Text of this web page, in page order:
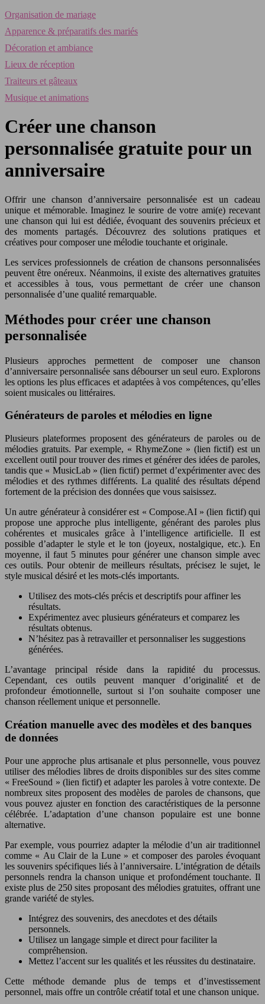
Organisation de mariage
Apparence & préparatifs des mariés
Décoration et ambiance
Lieux de réception
Traiteurs et gâteaux
Musique et animations
Créer une chanson
personnalisée gratuite pour un
anniversaire
Offrir une chanson d’anniversaire personnalisée est un cadeau
unique et mémorable. Imaginez le sourire de votre ami(e) recevant
une chanson qui lui est dédiée, évoquant des souvenirs précieux et
des moments partagés. Découvrez des solutions pratiques et
créatives pour composer une mélodie touchante et originale.
Les services professionnels de création de chansons personnalisées
peuvent être onéreux. Néanmoins, il existe des alternatives gratuites
et accessibles à tous, vous permettant de créer une chanson
personnalisée d’une qualité remarquable.
Méthodes pour créer une chanson
personnalisée
Plusieurs approches permettent de composer une chanson
d’anniversaire personnalisée sans débourser un seul euro. Explorons
les options les plus efficaces et adaptées à vos compétences, qu’elles
soient musicales ou littéraires.
Générateurs de paroles et mélodies en ligne
Plusieurs plateformes proposent des générateurs de paroles ou de
mélodies gratuits. Par exemple, « RhymeZone » (lien fictif) est un
excellent outil pour trouver des rimes et générer des idées de paroles,
tandis que « MusicLab » (lien fictif) permet d’expérimenter avec des
mélodies et des rythmes différents. La qualité des résultats dépend
fortement de la précision des données que vous saisissez.
Un autre générateur à considérer est « Compose.AI » (lien fictif) qui
propose une approche plus intelligente, générant des paroles plus
cohérentes et musicales grâce à l’intelligence artificielle. Il est
possible d’adapter le style et le ton (joyeux, nostalgique, etc.). En
moyenne, il faut 5 minutes pour générer une chanson simple avec
ces outils. Pour obtenir de meilleurs résultats, précisez le sujet, le
style musical désiré et les mots-clés importants.
Utilisez des mots-clés précis et descriptifs pour affiner les
résultats.
Expérimentez avec plusieurs générateurs et comparez les
résultats obtenus.
N’hésitez pas à retravailler et personnaliser les suggestions
générées.
L’avantage principal réside dans la rapidité du processus.
Cependant, ces outils peuvent manquer d’originalité et de
profondeur émotionnelle, surtout si l’on souhaite composer une
chanson réellement unique et personnelle.
Création manuelle avec des modèles et des banques
de données
Pour une approche plus artisanale et plus personnelle, vous pouvez
utiliser des mélodies libres de droits disponibles sur des sites comme
« FreeSound » (lien fictif) et adapter les paroles à votre contexte. De
nombreux sites proposent des modèles de paroles de chansons, que
vous pouvez ajuster en fonction des caractéristiques de la personne
célébrée. L’adaptation d’une chanson populaire est une bonne
alternative.
Par exemple, vous pourriez adapter la mélodie d’un air traditionnel
comme « Au Clair de la Lune » et composer des paroles évoquant
les souvenirs spécifiques liés à l’anniversaire. L’intégration de détails
personnels rendra la chanson unique et profondément touchante. Il
existe plus de 250 sites proposant des mélodies gratuites, offrant une
grande variété de styles.
Intégrez des souvenirs, des anecdotes et des détails
personnels.
Utilisez un langage simple et direct pour faciliter la
compréhension.
Mettez l’accent sur les qualités et les réussites du destinataire.
Cette méthode demande plus de temps et d’investissement
personnel, mais offre un contrôle créatif total et une chanson unique.